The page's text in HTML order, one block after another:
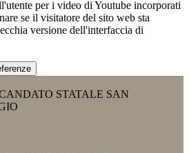
per i video di Youtube incorporati
se il visitatore del sito web sta
versione dell'interfaccia di
STATALE SAN